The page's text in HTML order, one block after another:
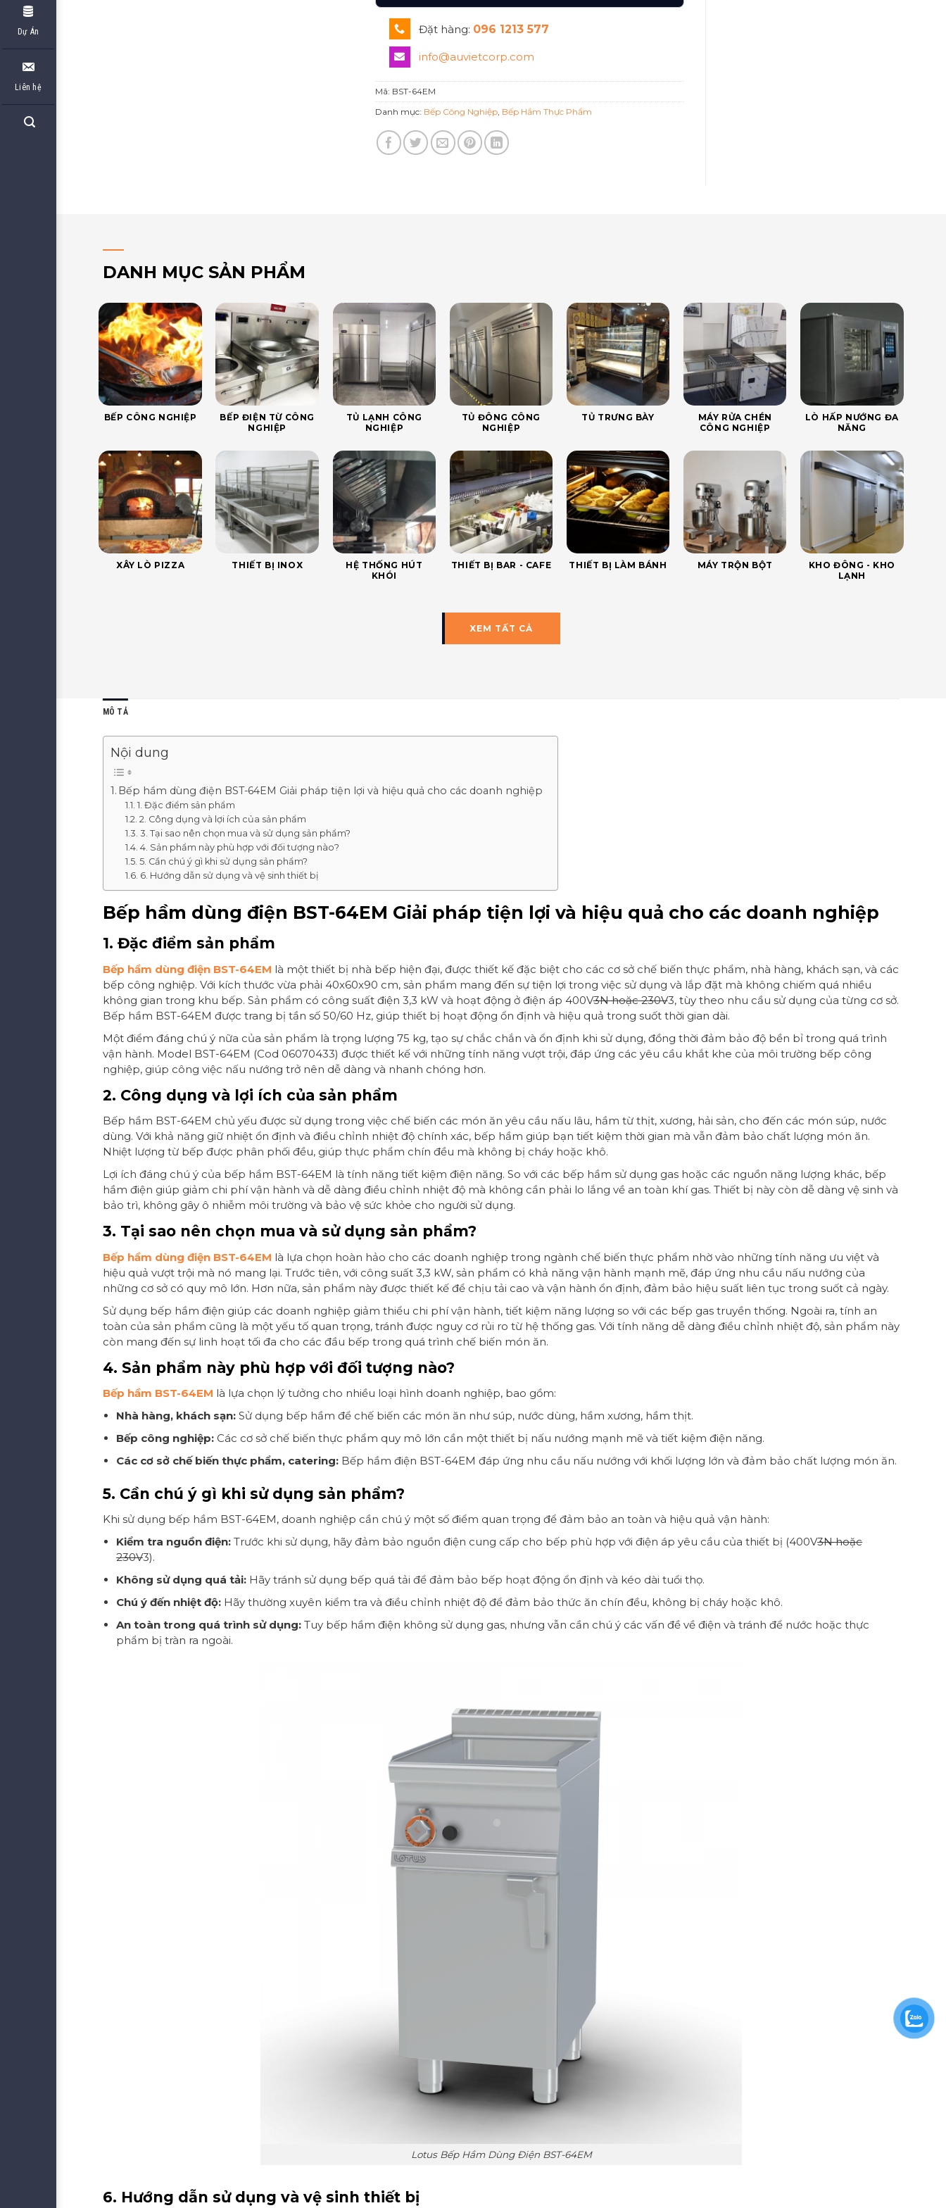
Dự Án
Liên hệ
Đặt hàng: 096 1213 577
info@auvietcorp.com
Mã: BST-64EM
Danh mục: Bếp Công Nghiệp, Bếp Hầm Thực Phẩm
DANH MỤC SẢN PHẨM
BẾP CÔNG NGHIỆP
BẾP ĐIỆN TỪ CÔNG
NGHIỆP
TỦ LẠNH CÔNG
NGHIỆP
TỦ ĐÔNG CÔNG
NGHIỆP
TỦ TRƯNG BÀY
MÁY RỬA CHÉN
CÔNG NGHIỆP
LÒ HẤP NƯỚNG ĐA
NĂNG
XÂY LÒ PIZZA THIẾT BỊ INOX
HỆ THỐNG HÚT
KHÓI
THIẾT BỊ BAR - CAFE THIẾT BỊ LÀM BÁNH MÁY TRỘN BỘT
KHO ĐÔNG - KHO
LẠNH
XEM TẤT CẢ
MÔ TẢ
Nội dung
Bếp hầm dùng điện BST-64EM Giải pháp tiện lợi và hiệu quả cho các doanh nghiệp
1. Đặc điểm sản phẩm
2. Công dụng và lợi ích của sản phẩm
3. Tại sao nên chọn mua và sử dụng sản phẩm?
4. Sản phẩm này phù hợp với đối tượng nào?
5. Cần chú ý gì khi sử dụng sản phẩm?
6. Hướng dẫn sử dụng và vệ sinh thiết bị
Bếp hầm dùng điện BST-64EM Giải pháp tiện lợi và hiệu quả cho các doanh nghiệp
1. Đặc điểm sản phẩm
Bếp hầm dùng điện BST-64EM là một thiết bị nhà bếp hiện đại, được thiết kế đặc biệt cho các cơ sở chế biến thực phẩm, nhà hàng, khách sạn, và các
bếp công nghiệp. Với kích thước vừa phải 40x60x90 cm, sản phẩm mang đến sự tiện lợi trong việc sử dụng và lắp đặt mà không chiếm quá nhiều
không gian trong khu bếp. Sản phẩm có công suất điện 3,3 kW và hoạt động ở điện áp 400V3N hoặc 230V3, tùy theo nhu cầu sử dụng của từng cơ sở.
Bếp hầm BST-64EM được trang bị tần số 50/60 Hz, giúp thiết bị hoạt động ổn định và hiệu quả trong suốt thời gian dài.
Một điểm đáng chú ý nữa của sản phẩm là trọng lượng 75 kg, tạo sự chắc chắn và ổn định khi sử dụng, đồng thời đảm bảo độ bền bỉ trong quá trình
vận hành. Model BST-64EM (Cod 06070433) được thiết kế với những tính năng vượt trội, đáp ứng các yêu cầu khắt khe của môi trường bếp công
nghiệp, giúp công việc nấu nướng trở nên dễ dàng và nhanh chóng hơn.
2. Công dụng và lợi ích của sản phẩm
Bếp hầm BST-64EM chủ yếu được sử dụng trong việc chế biến các món ăn yêu cầu nấu lâu, hầm từ thịt, xương, hải sản, cho đến các món súp, nước
dùng. Với khả năng giữ nhiệt ổn định và điều chỉnh nhiệt độ chính xác, bếp hầm giúp bạn tiết kiệm thời gian mà vẫn đảm bảo chất lượng món ăn.
Nhiệt lượng từ bếp được phân phối đều, giúp thực phẩm chín đều mà không bị cháy hoặc khô.
Lợi ích đáng chú ý của bếp hầm BST-64EM là tính năng tiết kiệm điện năng. So với các bếp hầm sử dụng gas hoặc các nguồn năng lượng khác, bếp
hầm điện giúp giảm chi phí vận hành và dễ dàng điều chỉnh nhiệt độ mà không cần phải lo lắng về an toàn khí gas. Thiết bị này còn dễ dàng vệ sinh và
bảo trì, không gây ô nhiễm môi trường và bảo vệ sức khỏe cho người sử dụng.
3. Tại sao nên chọn mua và sử dụng sản phẩm?
Bếp hầm dùng điện BST-64EM là lựa chọn hoàn hảo cho các doanh nghiệp trong ngành chế biến thực phẩm nhờ vào những tính năng ưu việt và
hiệu quả vượt trội mà nó mang lại. Trước tiên, với công suất 3,3 kW, sản phẩm có khả năng vận hành mạnh mẽ, đáp ứng nhu cầu nấu nướng của
những cơ sở có quy mô lớn. Hơn nữa, sản phẩm này được thiết kế để chịu tải cao và vận hành ổn định, đảm bảo hiệu suất liên tục trong suốt cả ngày.
Sử dụng bếp hầm điện giúp các doanh nghiệp giảm thiểu chi phí vận hành, tiết kiệm năng lượng so với các bếp gas truyền thống. Ngoài ra, tính an
toàn của sản phẩm cũng là một yếu tố quan trọng, tránh được nguy cơ rủi ro từ hệ thống gas. Với tính năng dễ dàng điều chỉnh nhiệt độ, sản phẩm này
còn mang đến sự linh hoạt tối đa cho các đầu bếp trong quá trình chế biến món ăn.
4. Sản phẩm này phù hợp với đối tượng nào?
Bếp hầm BST-64EM là lựa chọn lý tưởng cho nhiều loại hình doanh nghiệp, bao gồm:
Nhà hàng, khách sạn: Sử dụng bếp hầm để chế biến các món ăn như súp, nước dùng, hầm xương, hầm thịt.
Bếp công nghiệp: Các cơ sở chế biến thực phẩm quy mô lớn cần một thiết bị nấu nướng mạnh mẽ và tiết kiệm điện năng.
Các cơ sở chế biến thực phẩm, catering: Bếp hầm điện BST-64EM đáp ứng nhu cầu nấu nướng với khối lượng lớn và đảm bảo chất lượng món ăn.
5. Cần chú ý gì khi sử dụng sản phẩm?
Khi sử dụng bếp hầm BST-64EM, doanh nghiệp cần chú ý một số điểm quan trọng để đảm bảo an toàn và hiệu quả vận hành:
Kiểm tra nguồn điện: Trước khi sử dụng, hãy đảm bảo nguồn điện cung cấp cho bếp phù hợp với điện áp yêu cầu của thiết bị (400V3N hoặc
230V3).
Không sử dụng quá tải: Hãy tránh sử dụng bếp quá tải để đảm bảo bếp hoạt động ổn định và kéo dài tuổi thọ.
Chú ý đến nhiệt độ: Hãy thường xuyên kiểm tra và điều chỉnh nhiệt độ để đảm bảo thức ăn chín đều, không bị cháy hoặc khô.
An toàn trong quá trình sử dụng: Tuy bếp hầm điện không sử dụng gas, nhưng vẫn cần chú ý các vấn đề về điện và tránh để nước hoặc thực
phẩm bị tràn ra ngoài.
Lotus Bếp Hầm Dùng Điện BST-64EM
6. Hướng dẫn sử dụng và vệ sinh thiết bị